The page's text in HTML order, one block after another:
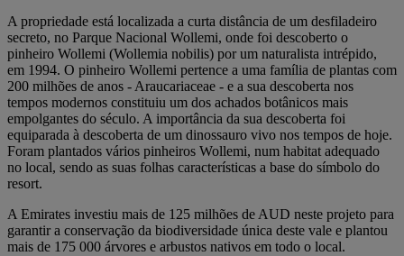
A propriedade está localizada a curta distância de um desfiladeiro
secreto, no Parque Nacional Wollemi, onde foi descoberto o
pinheiro Wollemi (Wollemia nobilis) por um naturalista intrépido,
em 1994. O pinheiro Wollemi pertence a uma família de plantas com
200 milhões de anos - Araucariaceae - e a sua descoberta nos
tempos modernos constituiu um dos achados botânicos mais
empolgantes do século. A importância da sua descoberta foi
equiparada à descoberta de um dinossauro vivo nos tempos de hoje.
Foram plantados vários pinheiros Wollemi, num habitat adequado
no local, sendo as suas folhas características a base do símbolo do
resort.
A Emirates investiu mais de 125 milhões de AUD neste projeto para
garantir a conservação da biodiversidade única deste vale e plantou
mais de 175 000 árvores e arbustos nativos em todo o local.